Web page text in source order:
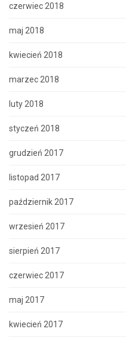
czerwiec 2018
maj 2018
kwiecień 2018
marzec 2018
luty 2018
styczeń 2018
grudzień 2017
listopad 2017
październik 2017
wrzesień 2017
sierpień 2017
czerwiec 2017
maj 2017
kwiecień 2017